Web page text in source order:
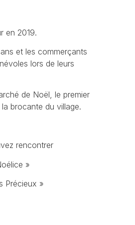
en 2019.
et les commerçants
lors de leurs
de Noël, le premier
brocante du village.
rencontrer
»
Précieux »